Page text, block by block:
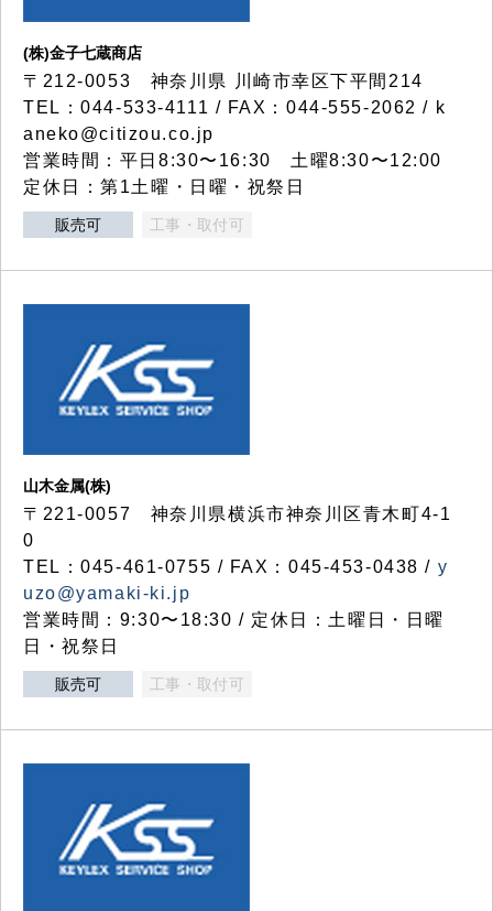
(株)金子七蔵商店
〒212-0053 神奈川県 川崎市幸区下平間214
TEL：044-533-4111 / FAX：044-555-2062 / k
aneko@citizou.co.jp
営業時間：平日8:30〜16:30 土曜8:30〜12:00
定休日：第1土曜・日曜・祝祭日
販売可 工事・取付可
山木金属(株)
〒221-0057 神奈川県横浜市神奈川区青木町4-1
0
TEL：045-461-0755 / FAX：045-453-0438 / y
uzo@yamaki-ki.jp
営業時間：9:30〜18:30 / 定休日：土曜日・日曜
日・祝祭日
販売可 工事・取付可